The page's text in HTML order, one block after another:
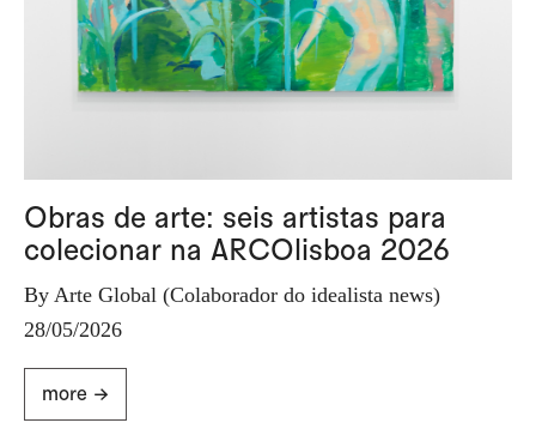
Obras de arte: seis artistas para
colecionar na ARCOlisboa 2026
By Arte Global (Colaborador do idealista news)
28/05/2026
more ->